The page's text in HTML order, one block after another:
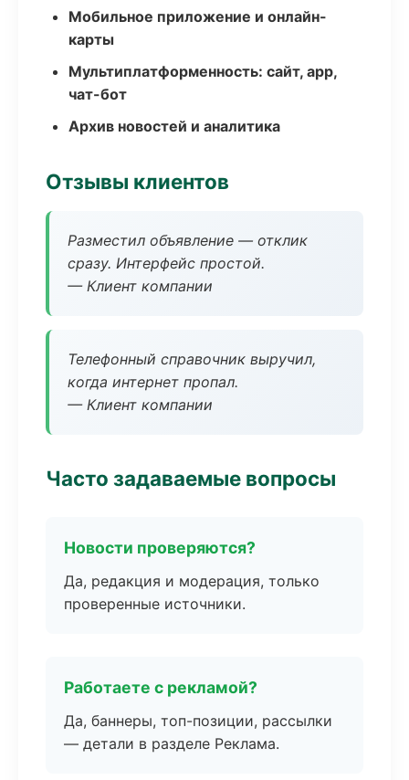
Мобильное приложение и онлайн-
карты
Мультиплатформенность: сайт, app,
чат-бот
Архив новостей и аналитика
Отзывы клиентов
Разместил объявление — отклик
сразу. Интерфейс простой.
— Клиент компании
Телефонный справочник выручил,
когда интернет пропал.
— Клиент компании
Часто задаваемые вопросы
Новости проверяются?
Да, редакция и модерация, только
проверенные источники.
Работаете с рекламой?
Да, баннеры, топ-позиции, рассылки
— детали в разделе Реклама.